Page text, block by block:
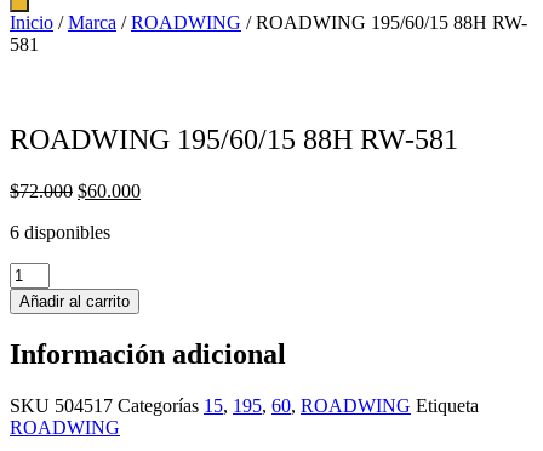
productos
Inicio /Marca /ROADWING / ROADWING 195/60/15 88H RW-
581
ROADWING 195/60/15 88H RW-581
$72.000 El
original
$60.000El
6 disponibles
ROADWING
195/60/15
88H
581
Añadir al carrito
Información adicional
SKU 504517 Categorías 15, 195, 60, ROADWING Etiqueta
ROADWING